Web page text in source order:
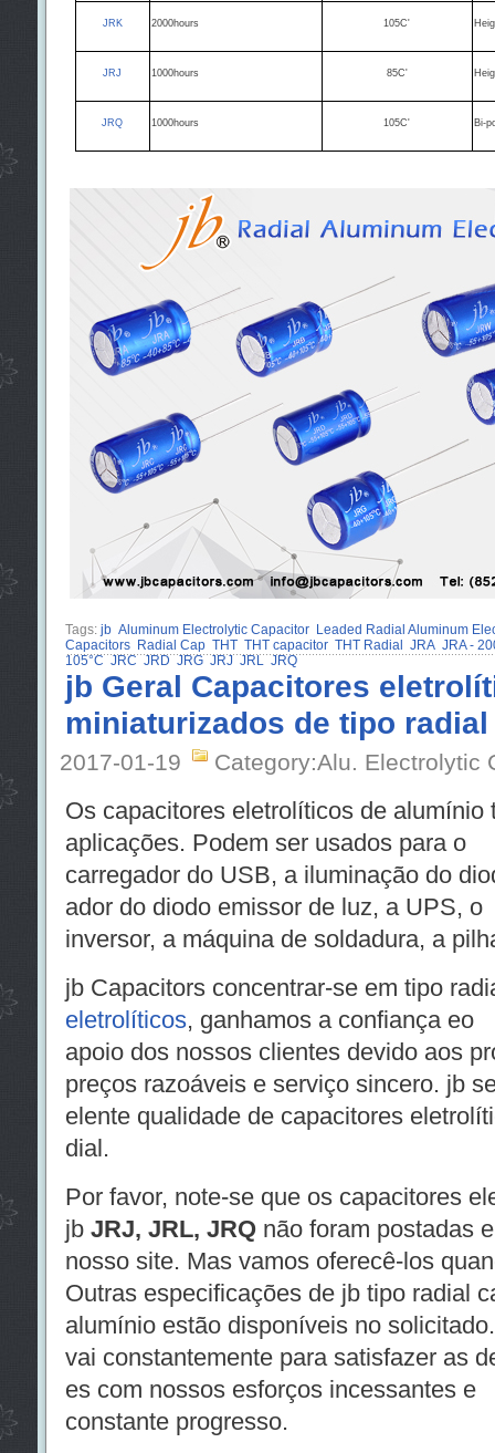
JRK 2000hours 105C'
JRJ 1000hours 85C'
JRQ 1000hours 105C' Bi-
Tags: jb Aluminum Electrolytic Capacitor
Leaded Radial Aluminum
Capacitors
Radial Cap THT THT capacitor THT Radial JRA JRA -
105°C JRC JRD JRG JRJ JRL JRQ
jb Geral Capacitores
miniaturizados de tipo radial
2017-01-19 Category:Alu. Electrolytic
Os capacitores eletrolíticos de alumínio
aplicações. Podem ser usados ​​para o
carregador do USB, a iluminação do
ador do diodo emissor de luz, a UPS, o
inversor, a máquina de soldadura, a
jb Capacitors concentrar-se em tipo
eletrolíticos, ganhamos a confiança eo
apoio dos nossos clientes devido aos
preços razoáveis ​​e serviço sincero. jb
elente qualidade de capacitores
dial.
Por favor, note-se que os capacitores
jb JRJ, JRL, JRQnão foram postadas
nosso site. Mas vamos oferecê-los
Outras especificações de jb tipo radial
alumínio estão disponíveis no
vai constantemente para satisfazer as
es com nossos esforços incessantes e
constante progresso.